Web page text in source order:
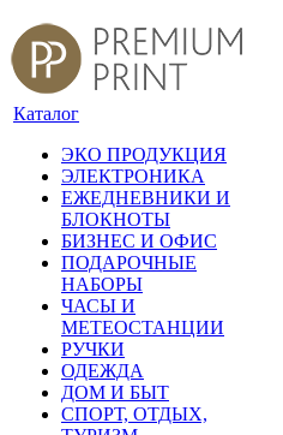
Каталог
ЭКО ПРОДУКЦИЯ
ЭЛЕКТРОНИКА
ЕЖЕДНЕВНИКИ И
БЛОКНОТЫ
БИЗНЕС И ОФИС
ПОДАРОЧНЫЕ
НАБОРЫ
ЧАСЫ И
МЕТЕОСТАНЦИИ
РУЧКИ
ОДЕЖДА
ДОМ И БЫТ
СПОРТ, ОТДЫХ,